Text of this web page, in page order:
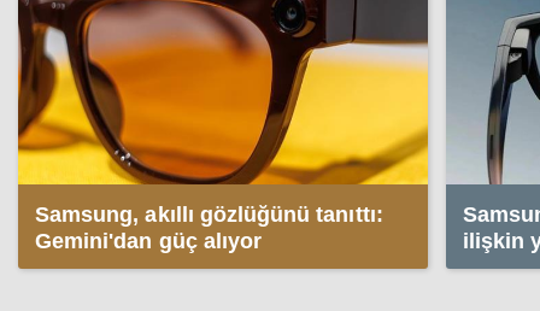
Samsung, akıllı gözlüğünü tanıttı:
Gemini'dan güç alıyor
ilişkin